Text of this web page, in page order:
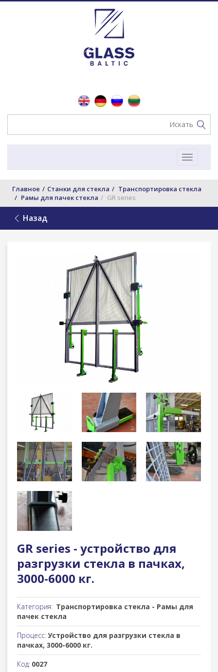
Toggle
Главное Станки для стекла
Транспортировка стекла
Рамы для пачек стекла
GR series
Назад
GR series - устройство для
разгрузки стекла в пачках,
3000-6000 кг.
Категория: Транспортировка стекла - Рамы для
пачек стекла
Процесс:Устройство для разгрузки стекла в
пачках, 3000-6000 кг.
Код: 0027